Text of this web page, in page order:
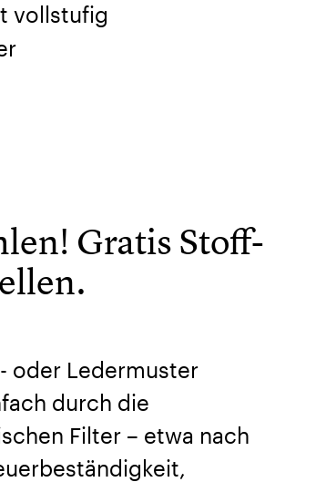
vollstufig
Gratis Stoff-
oder Ledermuster
durch die
Filter – etwa nach